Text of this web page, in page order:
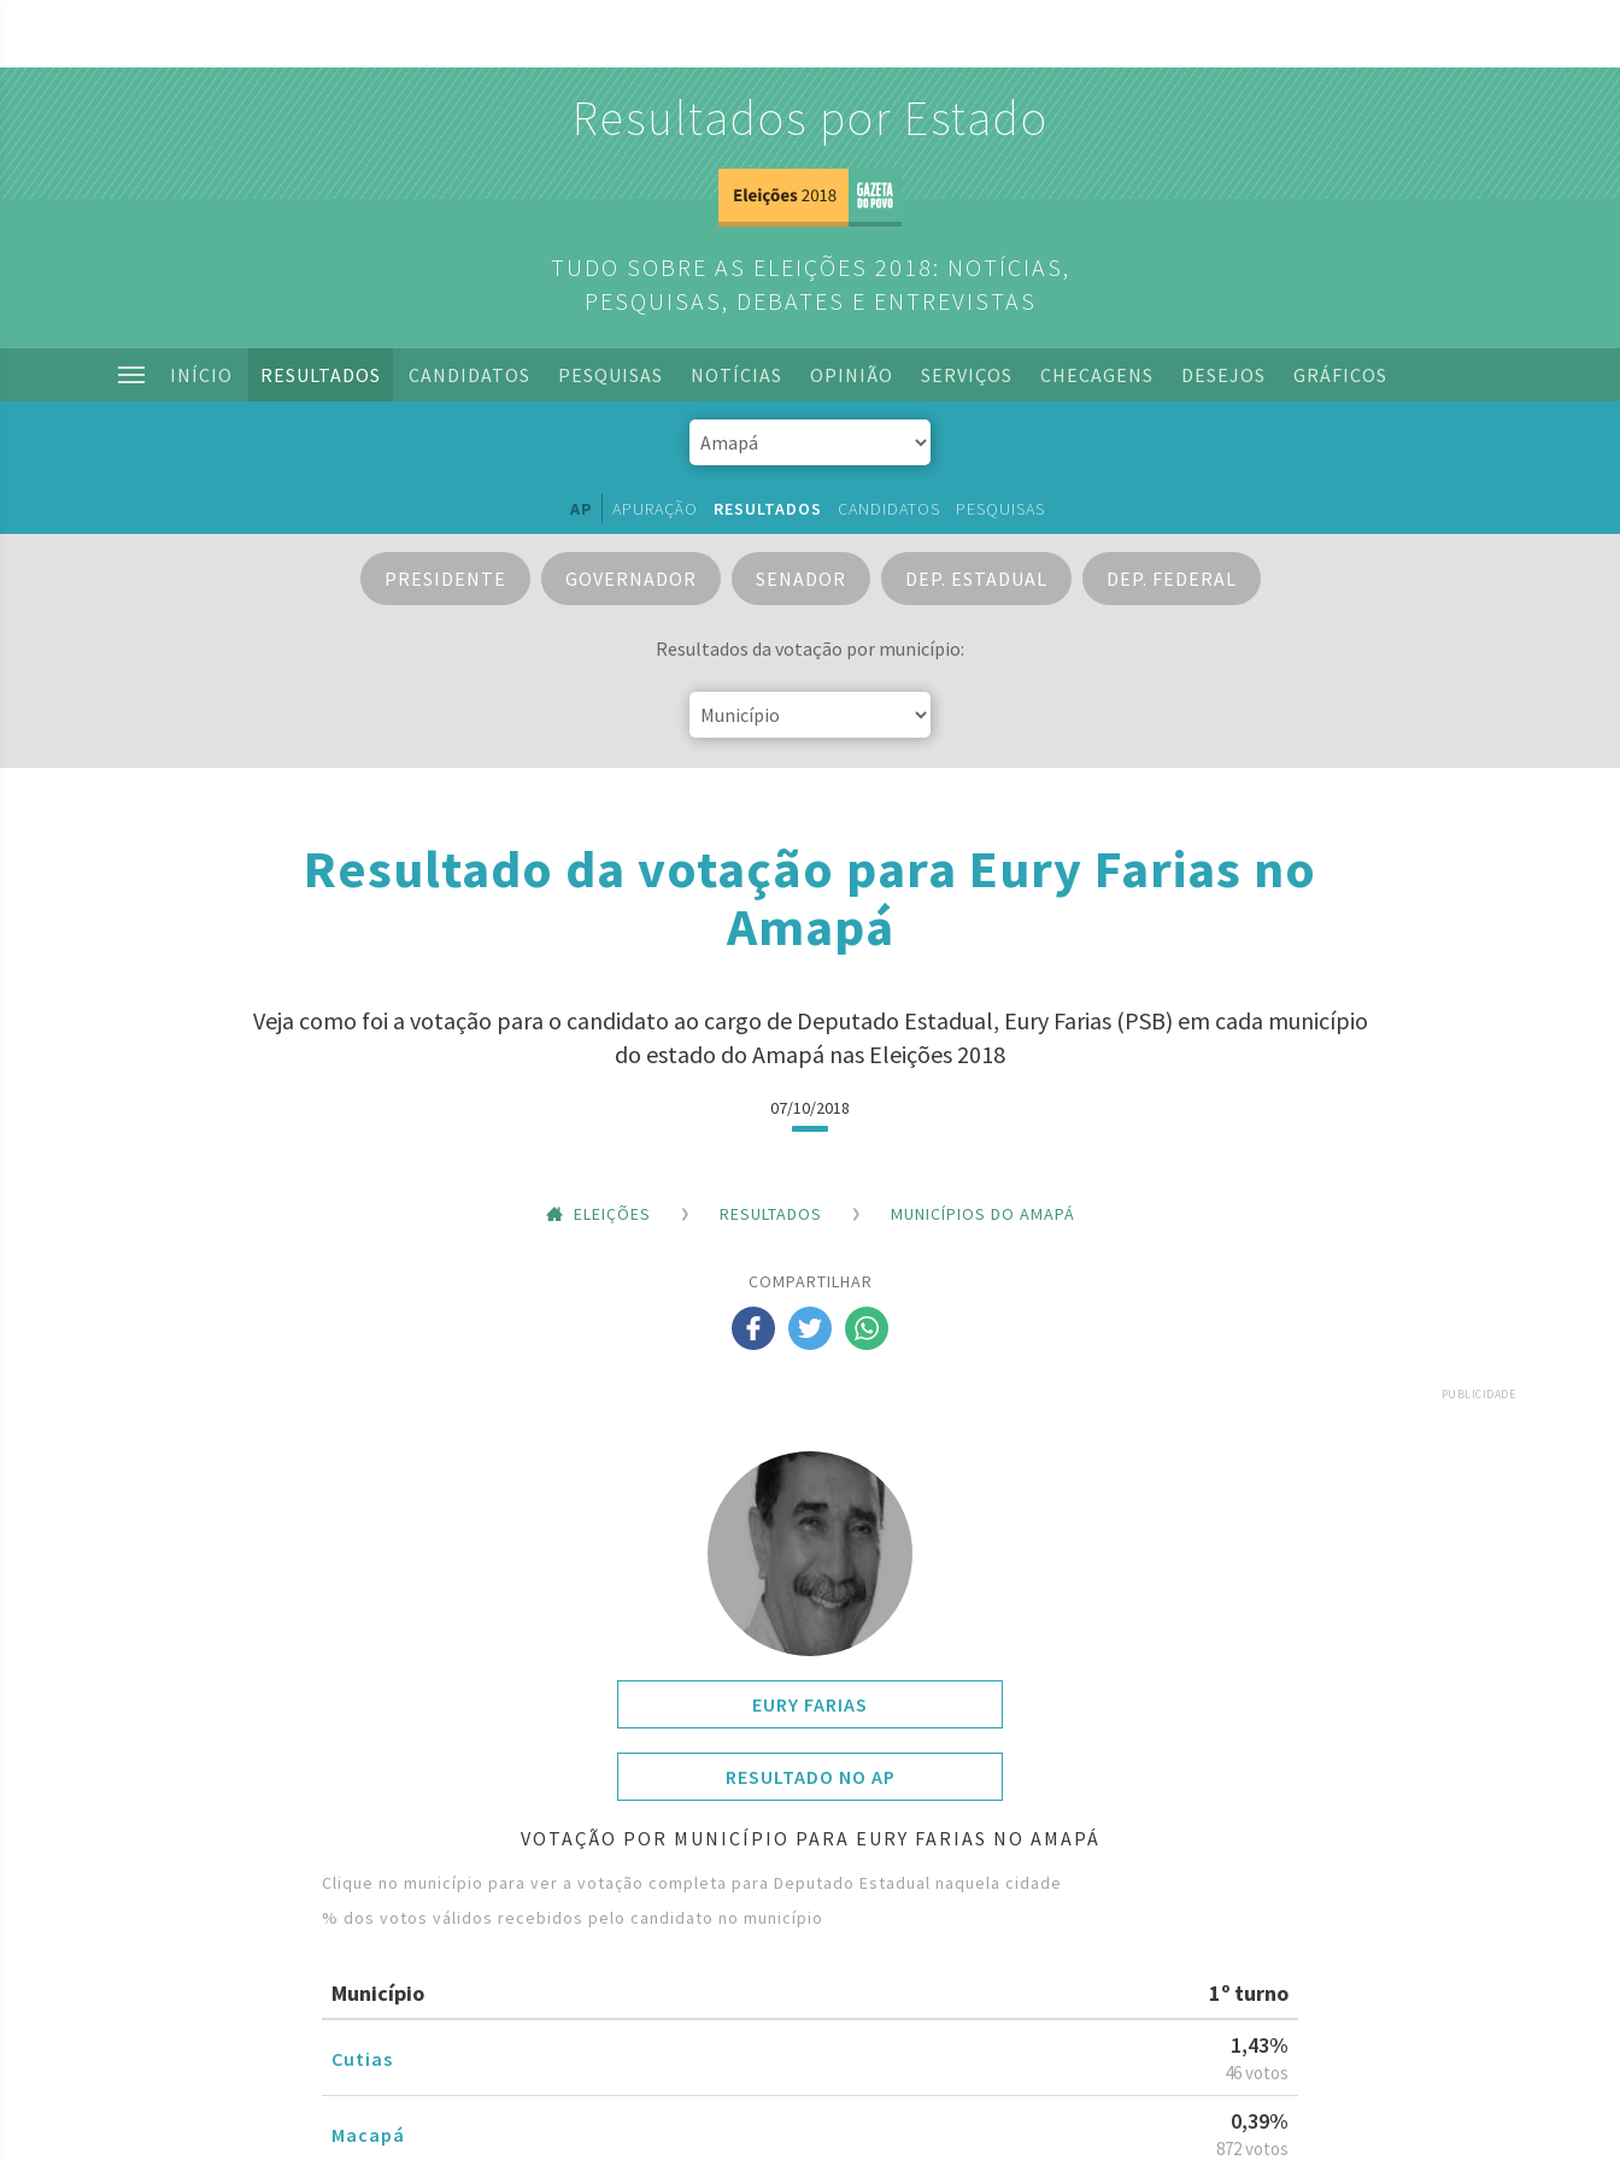
Resultados por Estado
TUDO SOBRE AS ELEIÇÕES 2018: NOTÍCIAS,
PESQUISAS, DEBATES E ENTREVISTAS
INÍCIO RESULTADOS CANDIDATOS PESQUISAS NOTÍCIAS OPINIÃO SERVIÇOS CHECAGENS DESEJOS GRÁFICOS
AP APURAÇÃO RESULTADOS CANDIDATOS PESQUISAS
PRESIDENTE GOVERNADOR SENADOR DEP. ESTADUAL DEP. FEDERAL
Resultados da votação por município:
Resultado da votação para Eury Farias no
Amapá
Veja como foi a votação para o candidato ao cargo de Deputado Estadual, Eury Farias (PSB) em cada município
do estado do Amapá nas Eleições 2018
07/10/2018
ELEIÇÕES RESULTADOS MUNICÍPIOS DO AMAPÁ
COMPARTILHAR
PUBLICIDADE
EURY FARIAS
RESULTADO NO AP
VOTAÇÃO POR MUNICÍPIO PARA EURY FARIAS NO AMAPÁ
Clique no município para ver a votação completa para Deputado Estadual naquela cidade
% dos votos válidos recebidos pelo candidato no município
Município 1º turno
Cutias
1,43%
46 votos
Macapá
0,39%
872 votos